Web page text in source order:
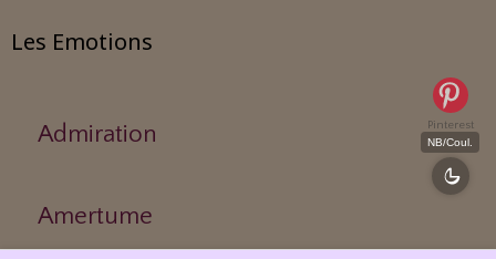
Les Emotions
Admiration
Amertume
Pinterest
NB/Coul.